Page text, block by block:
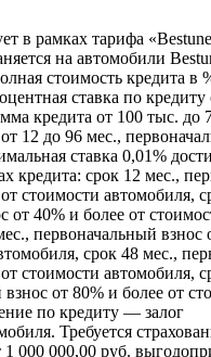
в рамках тарифа
на автомобили
стоимость кредита в
ставка по кредиту
кредита от 100 тыс. до
12 до 96 мес.,
ставка 0,01%
кредита: срок 12 мес.,
стоимости автомобиля,
от 40% и более от
первоначальный взнос
срок 48 мес.,
стоимости автомобиля,
от 80% и более от
по кредиту — залог
Требуется
000 000,00 руб.